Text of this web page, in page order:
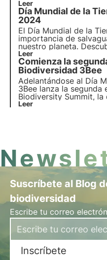
historia del Día
el compromiso de
bosques nectaríferos.
Leer
Día Mundial de la
2024
El Día Mundial de la
importancia de
nuestro planeta.
historia del Día de la
compromiso de 3Bee
de los insectos
Leer
Comienza la
Biodiversidad 3Bee
Adelantándose al Día
3Bee lanza la segunda
Biodiversity Summit,
íntegramente a la
Leer
Suscríbete al Blog
biodiversidad
Escribe tu correo
Inscríbete